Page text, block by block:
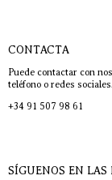
CONTACTA
Puede contactar con
teléfono o redes sociales.
+34 91 507 98 61
SÍGUENOS EN LAS